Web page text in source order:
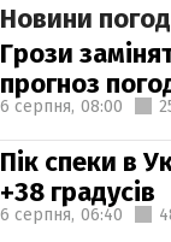
Новини
Грози
прогноз
6 серпня, 08:00
Пік спеки в
+38 градусів
6 серпня, 06:40